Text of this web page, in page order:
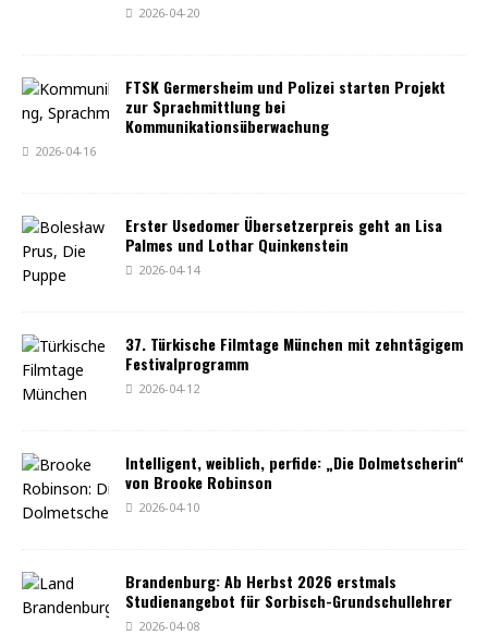
2026-04-20
FTSK Germersheim und Polizei starten Projekt
zur Sprachmittlung bei
Kommunikationsüberwachung
2026-04-16
Erster Usedomer Übersetzerpreis geht an Lisa
Palmes und Lothar Quinkenstein
2026-04-14
37. Türkische Filmtage München mit zehntägigem
Festivalprogramm
2026-04-12
Intelligent, weiblich, perfide: „Die Dolmetscherin“
von Brooke Robinson
2026-04-10
Brandenburg: Ab Herbst 2026 erstmals
Studienangebot für Sorbisch-Grundschullehrer
2026-04-08